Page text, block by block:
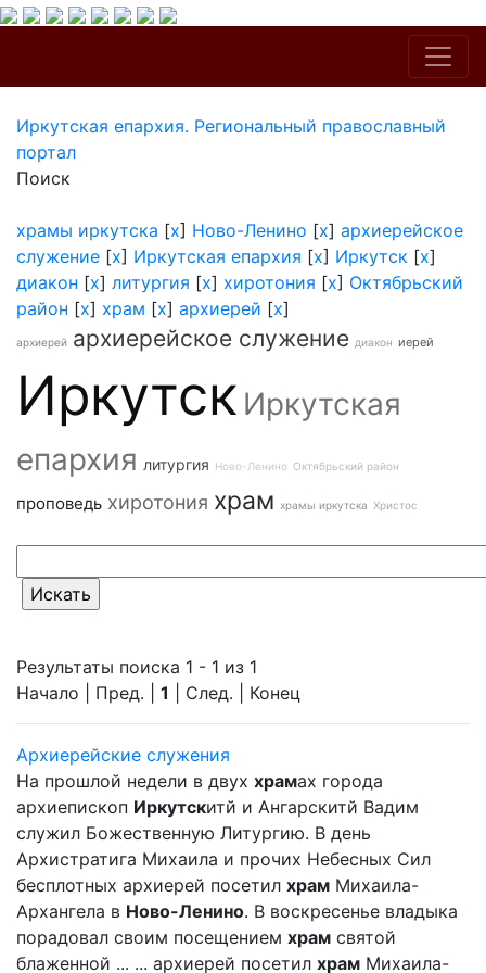
Иркутская епархия. Региональный православный
портал
Поиск
храмы иркутска [x] Ново-Ленино [x] архиерейское
служение [x] Иркутская епархия [x] Иркутск [x]
диакон [x] литургия [x] хиротония [x] Октябрьский
район [x] храм [x] архиерей [x]
архиерей архиерейское служение диакон иерей
Иркутск Иркутская
епархия литургия Ново-Ленино Октябрьский район
проповедь хиротония храм храмы иркутска Христос
Результаты поиска 1 - 1 из 1
Начало | Пред. | 1 | След. | Конец
Архиерейские служения
На прошлой недели в двух храмах города
архиепископ Иркутскитй и Ангарскитй Вадим
служил Божественную Литургию. В день
Архистратига Михаила и прочих Небесных Сил
бесплотных архиерей посетил храм Михаила-
Архангела в Ново-Ленино. В воскресенье владыка
порадовал своим посещением храм святой
блаженной ... ... архиерей посетил храм Михаила-